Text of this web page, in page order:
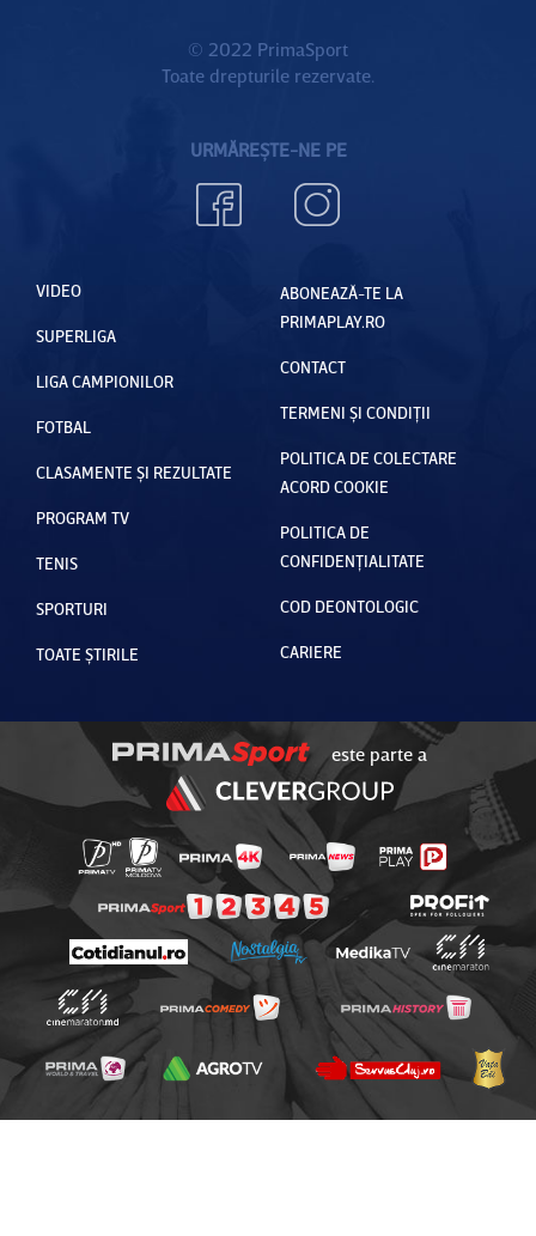
© 2022 PrimaSport
Toate drepturile rezervate.
URMĂREȘTE-NE PE
VIDEO
SUPERLIGA
LIGA CAMPIONILOR
FOTBAL
CLASAMENTE ȘI REZULTATE
PROGRAM TV
TENIS
SPORTURI
TOATE ȘTIRILE
ABONEAZĂ-TE LA
PRIMAPLAY.RO
CONTACT
TERMENI ȘI CONDIȚII
POLITICA DE COLECTARE
ACORD COOKIE
POLITICA DE
CONFIDENȚIALITATE
COD DEONTOLOGIC
CARIERE
este parte a